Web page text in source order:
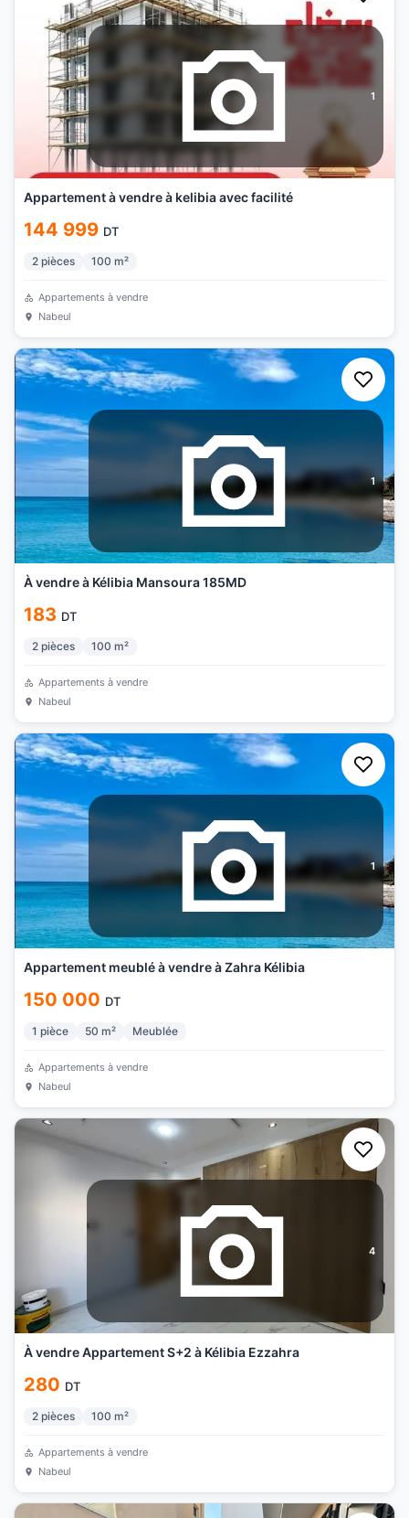
1
Appartement à vendre à kelibia avec facilité
144 999 DT
2 pièces 100 m²
Appartements à vendre
Nabeul
1
À vendre à Kélibia Mansoura 185MD
183 DT
2 pièces 100 m²
Appartements à vendre
Nabeul
1
Appartement meublé à vendre à Zahra Kélibia
150 000 DT
1 pièce 50 m² Meublée
Appartements à vendre
Nabeul
4
À vendre Appartement S+2 à Kélibia Ezzahra
280 DT
2 pièces 100 m²
Appartements à vendre
Nabeul